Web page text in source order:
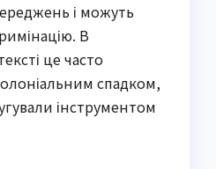
і можуть
В
це часто
спадком,
інструментом